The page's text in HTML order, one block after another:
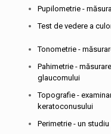
Pupilometrie -
Test de vedere a
Tonometrie -
Pahimetrie -
glaucomului
Topografie -
keratoconusului
Perimetrie - un